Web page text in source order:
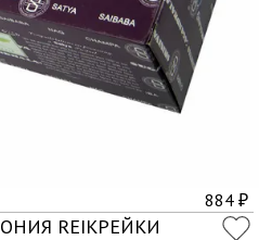
884 ₽
REIKРЕЙКИ